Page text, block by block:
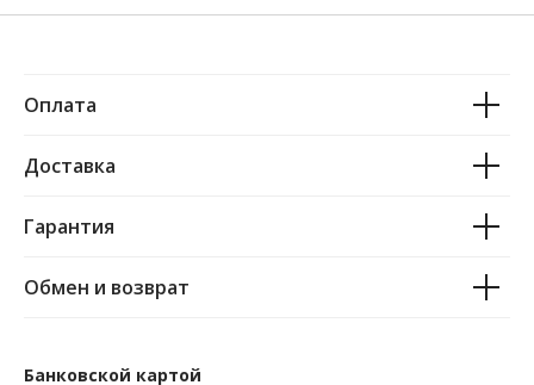
Оплата
Доставка
Гарантия
Обмен и возврат
Банковской картой